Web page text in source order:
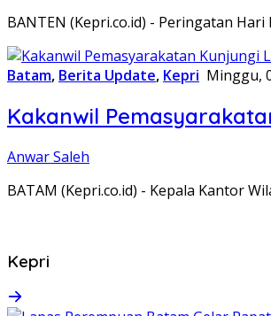
BANTEN (Kepri.co.id) - Peringatan
Batam, Berita Update, Kepri Minggu,
Kakanwil
Anwar Saleh
BATAM (Kepri.co.id) - Kepala Kantor
Kepri